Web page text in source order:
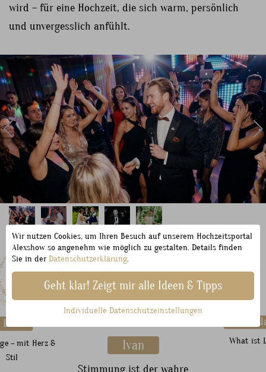
wird – für eine Hochzeit, die sich warm, persönlich
und unvergesslich anfühlt.
Entdecke weitere Tamada für deine
Hochzeit:
Lera
– mit Herz &
Stil
Ivan
Stimmung ist der wahre
What ist
Wir nutzen Cookies, um Ihren Besuch auf unserem Hochzeitsportal
Alexshow so angenehm wie möglich zu gestalten. Details finden
Sie in derDatenschutzerklärung.
Geht klar! Zeigt mir alle Ideen & Tipps
Individuelle Datenschutzeinstellungen